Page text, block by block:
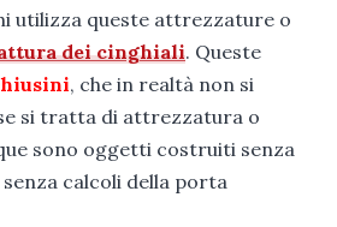
utilizza queste attrezzature o
dei cinghiali. Queste
, che in realtà non si
si tratta di attrezzatura o
sono oggetti costruiti senza
calcoli della porta